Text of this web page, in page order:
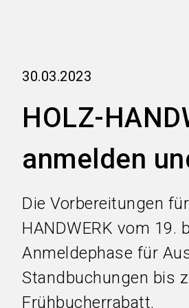
30.03.2023
HOLZ-
anmelden
Die Vorbereitungen
HANDWERK vom 19.
Anmeldephase für
Standbuchungen bis
Frühbucherrabatt.